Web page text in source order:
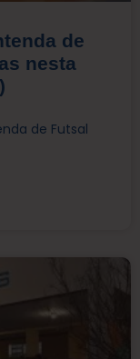
de
nesta
de Futsal